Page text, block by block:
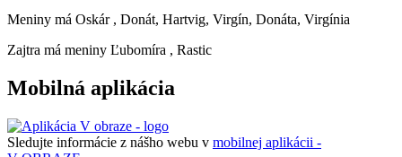
Meniny má Oskár , Donát, Hartvig, Virgín, Donáta, Virgínia
Zajtra má meniny Ľubomíra , Rastic
Mobilná aplikácia
Sledujte informácie z nášho webu v mobilnej aplikácii -